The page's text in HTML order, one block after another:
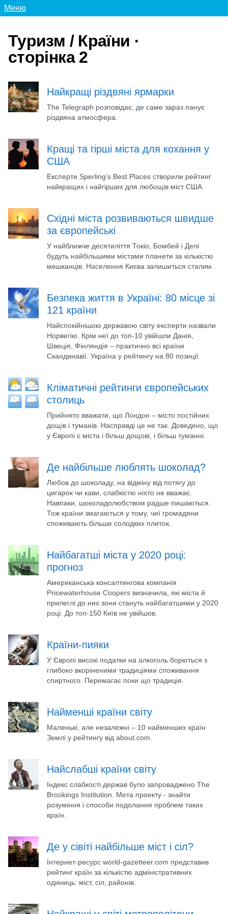
Меню
Туризм / Країни ·
сторінка 2
Найкращі різдвяні ярмарки
The Telegraph розповідає, де саме зараз панує
різдвяна атмосфера.
Кращі та гірші міста для кохання у
США
Експерти Sperling’s Best Places створили рейтинг
найкращих і найгірших для любощів міст США.
Східні міста розвиваються швидше
за європейські
У найближче десятиліття Токіо, Бомбей і Делі
будуть найбільшими містами планети за кількістю
мешканців. Населення Києва залишиться сталим.
Безпека життя в Україні: 80 місце зі
121 країни
Найспокійнішою державою світу експерти назвали
Норвегію. Крім неї до топ-10 увійшли Данія,
Швеція, Фінляндія – практично всі країни
Скандинавії. Україна у рейтингу на 80 позиції.
Кліматичні рейтинги європейських
столиць
Прийнято вважати, що Лондон – місто постійних
дощів і туманів. Насправді це не так. Доведено, що
у Європі є міста і більш дощові, і більш туманні.
Де найбільше люблять шоколад?
Любов до шоколаду, на відміну від потягу до
цигарок чи кави, слабкістю ніхто не вважає.
Навпаки, шоколадолюбством радше пишаються.
Тож країни змагаються у тому, чиї громадяни
споживають більше солодких плиток.
Найбагатші міста у 2020 році:
прогноз
Американська консалтингова компанія
Pricewaterhouse Coopers визначила, які міста й
прилеглі до них зони стануть найбагатшими у 2020
році. До топ-150 Київ не увійшов.
Країни-пияки
У Європі високі податки на алкоголь борються з
глибоко вкоріненими традиціями споживання
спиртного. Перемагає поки що традиція.
Найменші країни світу
Маленькі, але незалежні – 10 найменших країн
Землі у рейтингу від about.com.
Найслабші країни світу
Індекс слабкості держав було запроваджено The
Brookings Institution. Мета проекту - знайти
розуміння і способи подолання проблем таких
країн.
Де у сівіті найбільше міст і сіл?
Інтернет-ресурс world-gazetteer.com представив
рейтинг країн за кількістю адміністративних
одиниць: міст, сіл, районів.